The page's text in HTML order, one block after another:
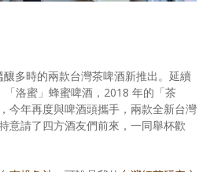
釀多時的兩款台灣茶啤酒新推出。延續
「洛蜜」蜂蜜啤酒，2018 年的「茶
今年再度與啤酒頭攜手，兩款全新台灣
意請了四方酒友們前來，一同舉杯歡